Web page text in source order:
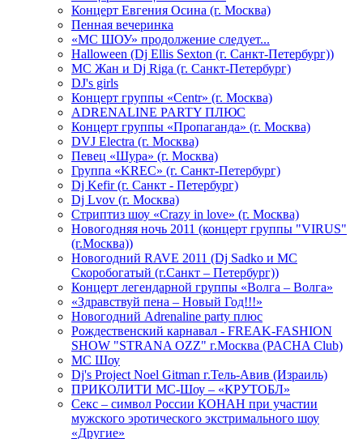
Концерт Евгения Осина (г. Москва)
Пенная вечеринка
«МС ШОУ» продолжение следует...
Halloween (Dj Ellis Sexton (г. Санкт-Петербург))
МС Жан и Dj Riga (г. Санкт-Петербург)
DJ's girls
Концерт группы «Centr» (г. Москва)
ADRENALINE PARTY ПЛЮС
Концерт группы «Пропаганда» (г. Москва)
DVJ Electra (г. Москва)
Певец «Шура» (г. Москва)
Группа «KREC» (г. Санкт-Петербург)
Dj Kefir (г. Санкт - Петербург)
Dj Lvov (г. Москва)
Стриптиз шоу «Crazy in love» (г. Москва)
Новогодняя ночь 2011 (концерт группы "VIRUS"
(г.Москва))
Новогодний RAVE 2011 (Dj Sadko и MC
Скоробогатый (г.Санкт – Петербург))
Концерт легендарной группы «Волга – Волга»
«Здравствуй пена – Новый Год!!!»
Новогодний Adrenaline party плюс
Рождественский карнавал - FREAK-FASHION
SHOW "STRANA OZZ" г.Москва (PACHA Club)
MC Шоу
Dj's Project Noel Gitman г.Тель-Авив (Израиль)
ПРИКОЛИТИ МС-Шоу – «КРУТОБЛ»
Секс – символ России КОНАН при участии
мужского эротического экстримального шоу
«Другие»